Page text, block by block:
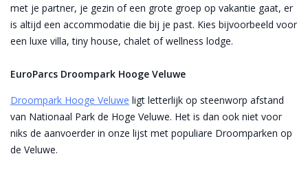
met je partner, je gezin of een grote groep op vakantie gaat, er
is altijd een accommodatie die bij je past. Kies bijvoorbeeld voor
een luxe villa, tiny house, chalet of wellness lodge.
EuroParcs Droompark Hooge Veluwe
Droompark Hooge Veluwe ligt letterlijk op steenworp afstand
van Nationaal Park de Hoge Veluwe. Het is dan ook niet voor
niks de aanvoerder in onze lijst met populiare Droomparken op
de Veluwe.